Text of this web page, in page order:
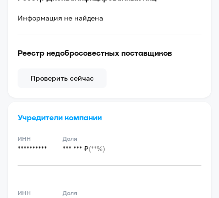
Информация не найдена
Реестр недобросовестных поставщиков
Проверить сейчас
Учредители компании
ИНН
**********
Доля
*** *** ₽(**%)
ИНН Доля